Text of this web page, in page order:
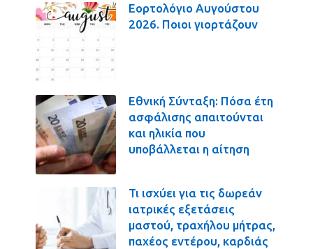
Εορτολόγιο Αυγούστου
2026. Ποιοι γιορτάζουν
Εθνική Σύνταξη: Πόσα έτη
ασφάλισης απαιτούνται
και ηλικία που
υποβάλλεται η αίτηση
Τι ισχύει για τις δωρεάν
ιατρικές εξετάσεις
μαστού, τραχήλου μήτρας,
παχέος εντέρου, καρδιάς